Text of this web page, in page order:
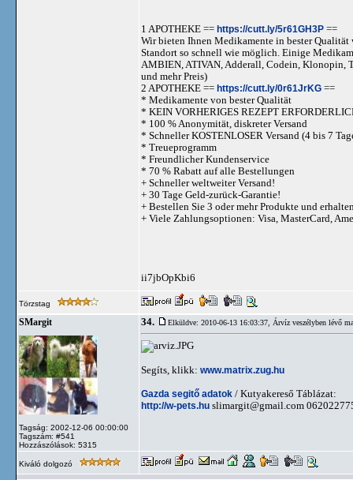
1 APOTHEKE == https://cutt.ly/5r61GH3P ==
Wir bieten Ihnen Medikamente in bester
Standort so schnell wie möglich. Einige
AMBIEN, ATIVAN, Adderall, Codein, Klonopin,
und mehr Preis)
2 APOTHEKE == https://cutt.ly/0r61JrKG ==
* Medikamente von bester Qualität
* KEIN VORHERIGES REZEPT
* 100 % Anonymität, diskreter Versand
* Schneller KOSTENLOSER Versand (4 bis 7
* Treueprogramm
* Freundlicher Kundenservice
* 70 % Rabatt auf alle Bestellungen
+ Schneller weltweiter Versand!
+ 30 Tage Geld-zurück-Garantie!
+ Bestellen Sie 3 oder mehr Produkte und
+ Viele Zahlungsoptionen: Visa, MasterCard,
ii7jbOpKbi6
Törzstag
SMargit
Tagság: 2002-12-06 00:00:00
Tagszám: #541
Hozzászólások: 5315
34. Elküldve: 2010-06-13 16:03:37, Árvíz veszélyben lévő
Segíts, klikk: www.matrix.zug.hu
Gazda segitő adatok / Kutyakereső Táblázat:
http://w-pets.hu slimargit@gmail.com
Kiváló dolgozó